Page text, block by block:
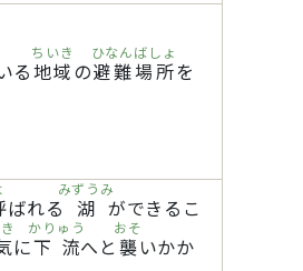
る 地域
ちいき
の避難場所
ひなんばしょ
を
ばれる 湖
みずうみ
ができるこ
に下流
かりゅう
へと 襲
おそ
いかか